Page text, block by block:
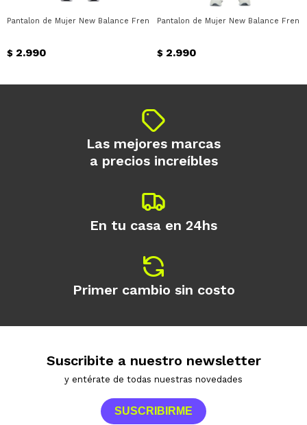
Pantalon de Mujer New Balance French Terry Jogger New Balance - Negro
$ 2.990
Pantalon de Mujer New Balance
$ 2.990
Las mejores marcas
a precios increíbles
En tu casa en 24hs
Primer cambio sin costo
Suscribite a nuestro newsletter
y entérate de todas nuestras novedades
SUSCRIBIRME
Día Mes Año
disponible puede variar por comercio